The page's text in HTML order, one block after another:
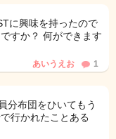
に興味を持ったので
すか？ 何ができます
あいうえお 1
分布団をひいてもう
行かれたことある